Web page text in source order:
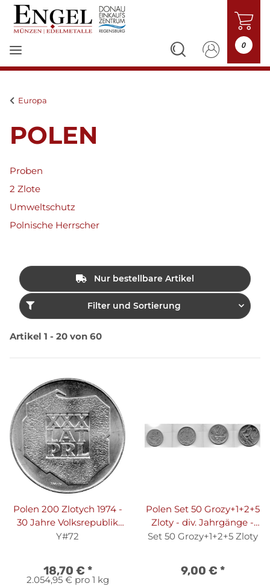
0
Europa
POLEN
Proben
2 Zlote
Umweltschutz
Polnische Herrscher
Nur bestellbare Artikel
Filter und Sortierung
Artikel 1 - 20 von 60
Polen 200 Zlotych 1974 -
30 Jahre Volksrepublik
Polen - Silber
Y#72
18,70 € *
2.054,95 € pro 1 kg
Polen Set 50 Grozy+1+2+5
Zloty - div. Jahrgänge -
Alu
Set 50 Grozy+1+2+5 Zloty
9,00 € *